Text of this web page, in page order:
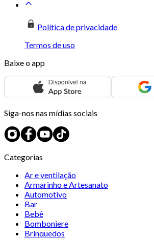
Política de privacidade
Termos de uso
Baixe o app
Siga-nos nas mídias sociais
Categorias
Ar e ventilação
Armarinho e Artesanato
Automotivo
Bar
Bebê
Bomboniere
Brinquedos